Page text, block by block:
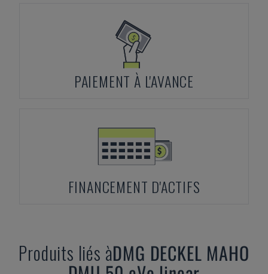
PAIEMENT À L'AVANCE
FINANCEMENT D'ACTIFS
Produits liés àDMG DECKEL MAHO